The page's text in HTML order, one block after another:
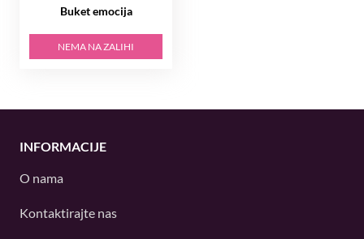
Buket emocija
NEMA NA ZALIHI
INFORMACIJE
O nama
Kontaktirajte nas